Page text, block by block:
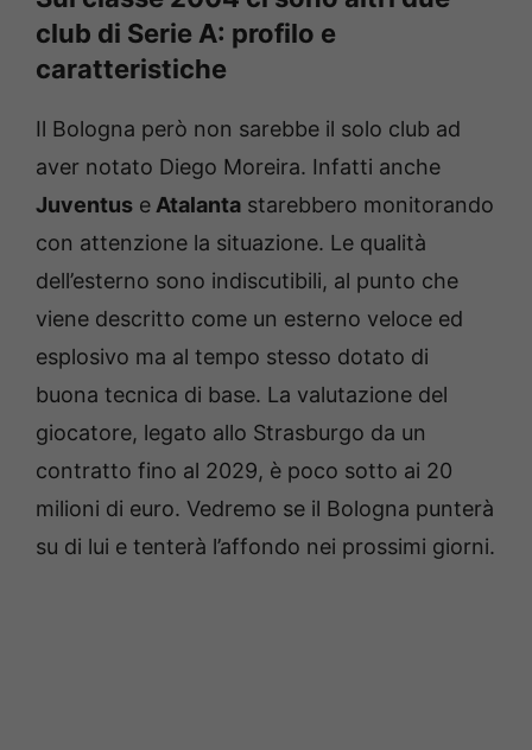
club di Serie A: profilo e
caratteristiche
Il Bologna però non sarebbe il solo club ad
aver notato Diego Moreira. Infatti anche
Juventus e Atalanta starebbero monitorando
con attenzione la situazione. Le qualità
dell’esterno sono indiscutibili, al punto che
viene descritto come un esterno veloce ed
esplosivo ma al tempo stesso dotato di
buona tecnica di base. La valutazione del
giocatore, legato allo Strasburgo da un
contratto fino al 2029, è poco sotto ai 20
milioni di euro. Vedremo se il Bologna punterà
su di lui e tenterà l’affondo nei prossimi giorni.